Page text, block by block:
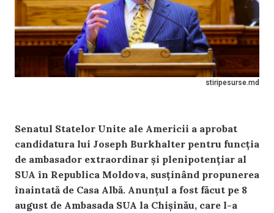
stiripesurse.md
Senatul Statelor Unite ale Americii a aprobat
candidatura lui Joseph Burkhalter pentru funcția
de ambasador extraordinar și plenipotențiar al
SUA în Republica Moldova, susținând propunerea
înaintată de Casa Albă. Anunțul a fost făcut pe 8
august de Ambasada SUA la Chișinău, care l-a